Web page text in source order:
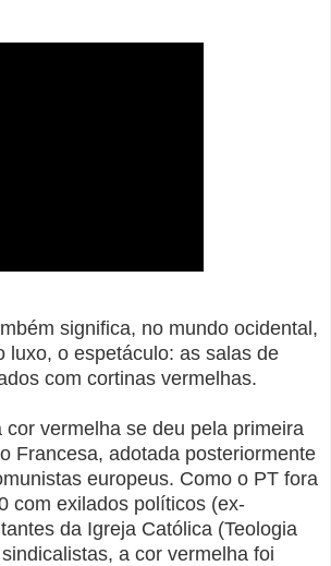
significa, no mundo ocidental,
luxo, o espetáculo: as salas de
com cortinas vermelhas.
cor vermelha se deu pela primeira
Francesa, adotada posteriormente
europeus. Como o PT fora
com exilados políticos (ex-
da Igreja Católica (Teologia
a cor vermelha foi